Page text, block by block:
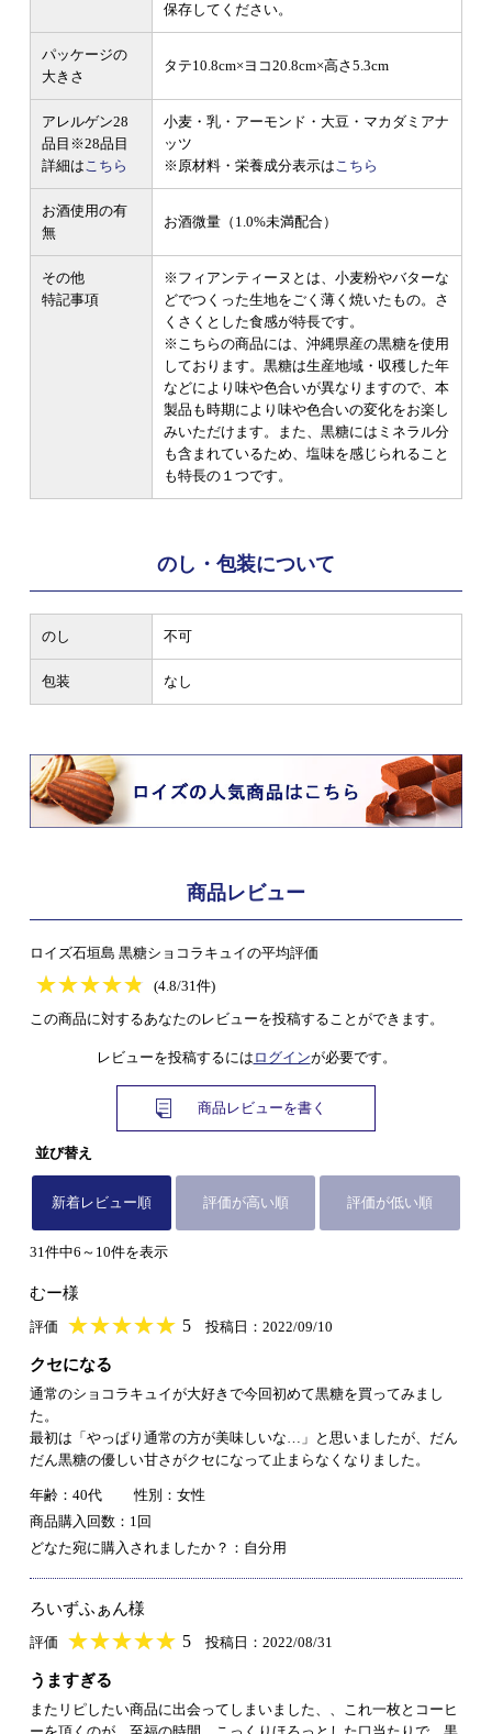
保存してください。
パッケージの
大きさ
タテ10.8cm×ヨコ20.8cm×高さ5.3cm
アレルゲン28
品目 ※28品目
詳細はこちら
小麦・乳・アーモンド・大豆・マカダミアナ
ッツ
※原材料・栄養成分表示はこちら
お酒使用の有
無
お酒微量（1.0%未満配合）
その他
特記事項
※フィアンティーヌとは、小麦粉やバターな
どでつくった生地をごく薄く焼いたもの。さ
くさくとした食感が特長です。
※こちらの商品には、沖縄県産の黒糖を使用
しております。黒糖は生産地域・収穫した年
などにより味や色合いが異なりますので、本
製品も時期により味や色合いの変化をお楽し
みいただけます。また、黒糖にはミネラル分
も含まれているため、塩味を感じられること
も特長の１つです。
のし・包装について
のし 不可
包装 なし
商品レビュー
ロイズ石垣島 黒糖ショコラキュイの平均評価
★★★★★
★★★★★
(4.8/31件)
この商品に対するあなたのレビューを投稿することができます。
レビューを投稿するには ログインが必要です。
商品レビューを書く
並び替え
新着レビュー順 評価が高い順 評価が低い順
31件中6～10件を表示
むー様
評価 ★★★★★
★★★★★ 5 投稿日：2022/09/10
クセになる
通常のショコラキュイが大好きで今回初めて黒糖を買ってみまし
た。
最初は「やっぱり通常の方が美味しいな…」と思いましたが、だん
だん黒糖の優しい甘さがクセになって止まらなくなりました。
年齢：40代
性別：女性
商品購入回数：1回
どなた宛に購入されましたか？：自分用
ろいずふぁん様
評価 ★★★★★
★★★★★ 5 投稿日：2022/08/31
うますぎる
またリピしたい商品に出会ってしまいました、、これ一枚とコーヒ